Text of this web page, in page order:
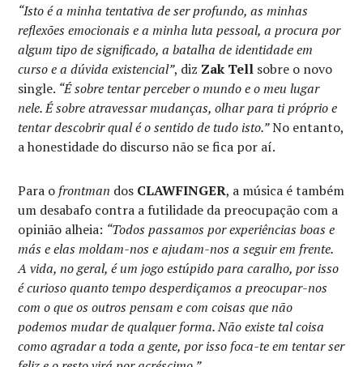
“Isto é a minha tentativa de ser profundo, as minhas
reflexões emocionais e a minha luta pessoal, a procura por
algum tipo de significado, a batalha de identidade em
curso e a dúvida existencial”, diz Zak Tell sobre o novo
single. “É sobre tentar perceber o mundo e o meu lugar
nele. É sobre atravessar mudanças, olhar para ti próprio e
tentar descobrir qual é o sentido de tudo isto.”No entanto,
a honestidade do discurso não se fica por aí.
Para o frontman dos CLAWFINGER, a música é também
um desabafo contra a futilidade da preocupação com a
opinião alheia: “Todos passamos por experiências boas e
más e elas moldam-nos e ajudam-nos a seguir em frente.
A vida, no geral, é um jogo estúpido para caralho, por isso
é curioso quanto tempo desperdiçamos a preocupar-nos
com o que os outros pensam e com coisas que não
podemos mudar de qualquer forma. Não existe tal coisa
como agradar a toda a gente, por isso foca-te em tentar ser